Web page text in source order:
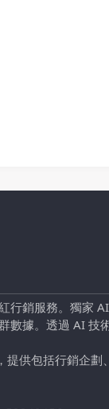
行銷服務。獨家
數據。透過 AI
供包括行銷企